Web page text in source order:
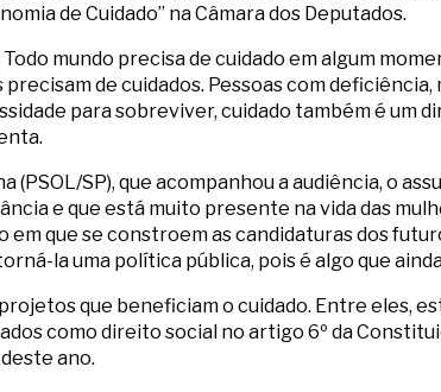
de Cuidado” na Câmara dos Deputados.
mundo precisa de cuidado em algum
de cuidados. Pessoas com
para sobreviver, cuidado também é um
(PSOL/SP), que acompanhou a audiência, o
e que está muito presente na vida das
em que se constroem as candidaturas dos
la uma política pública, pois é algo que
que beneficiam o cuidado. Entre eles,
como direito social no artigo 6º da
ano.